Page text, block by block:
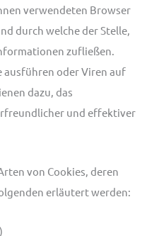
verwendeten Browser
durch welche der Stelle,
zufließen.
ausführen oder Viren auf
dazu, das
und effektiver
von Cookies, deren
erläutert werden: